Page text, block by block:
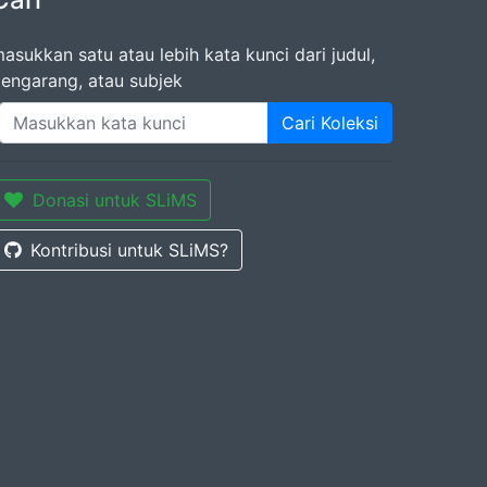
satu atau lebih kata kunci dari judul,
atau subjek
Cari Koleksi
Donasi untuk SLiMS
Kontribusi untuk SLiMS?